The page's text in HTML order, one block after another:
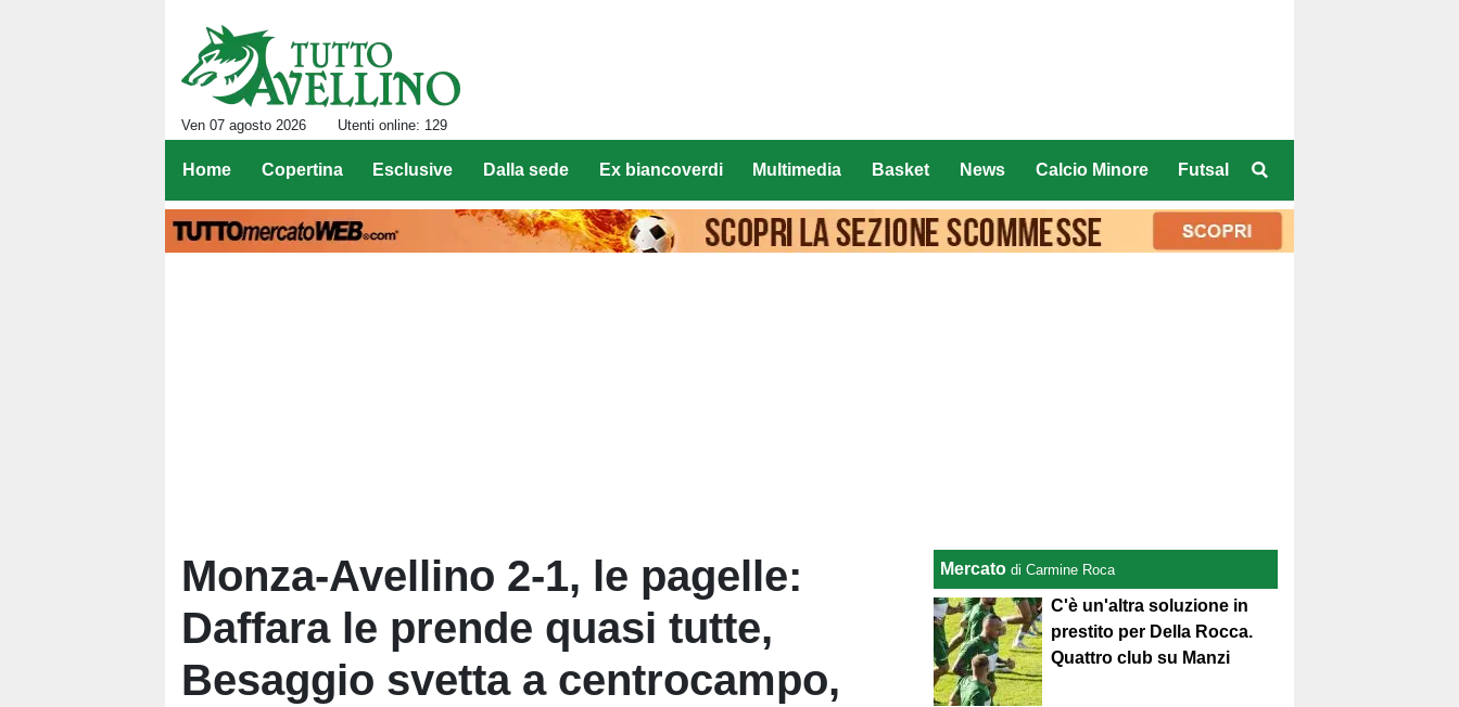
Ven 07 agosto 2026 Utenti online: 129
Home Copertina Esclusive Dalla sede Ex biancoverdi Multimedia Basket News Calcio Minore Futsal
Monza-Avellino 2-1, le pagelle:
Daffara le prende quasi tutte,
Besaggio svetta a centrocampo,
Mercato di Carmine Roca
C'è un'altra soluzione in
prestito per Della Rocca.
Quattro club su Manzi